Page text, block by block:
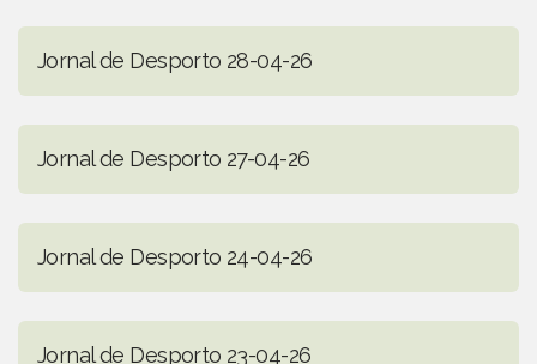
Jornal de Desporto 28-04-26
Jornal de Desporto 27-04-26
Jornal de Desporto 24-04-26
Jornal de Desporto 23-04-26